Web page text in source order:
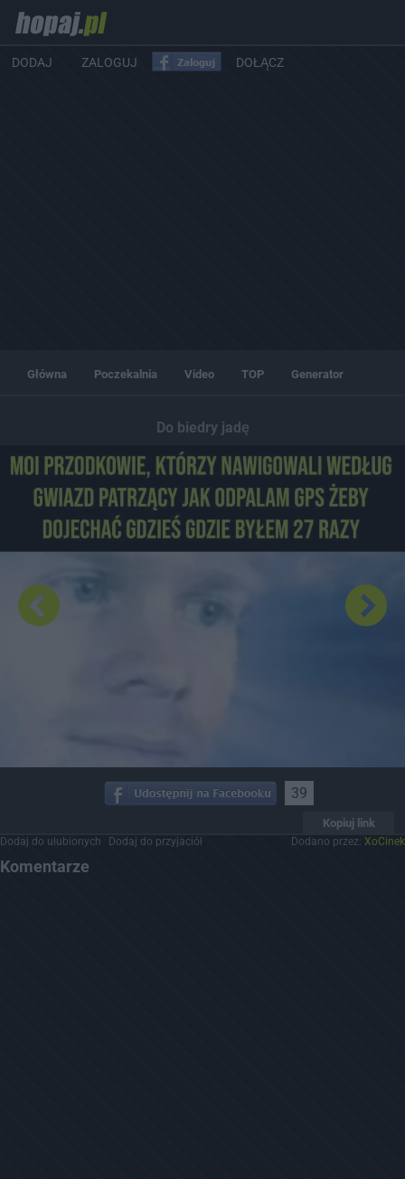
DODAJ ZALOGUJ DOŁĄCZ
Główna Poczekalnia Video TOP Generator
Do biedry jadę
39
Kopiuj link
Dodaj do ulubionych Dodaj do przyjaciół Dodano przez: XoCinek
Komentarze